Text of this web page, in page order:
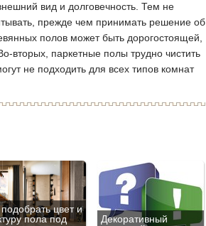
вид и долговечность. Тем не
прежде чем принимать решение об
полов может быть дорогостоящей,
вторых, паркетные полы трудно чистить
не подходить для всех типов комнат
цвет и
пола под
Декоративный